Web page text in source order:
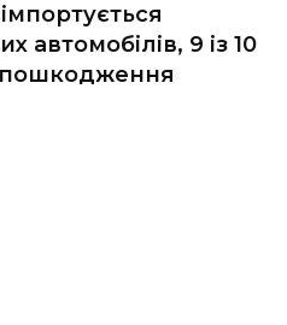
автомобілів, 9 із 10